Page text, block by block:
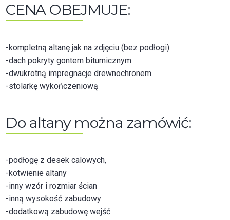
CENA OBEJMUJE:
-kompletną altanę jak na zdjęciu (bez podłogi)
-dach pokryty gontem bitumicznym
-dwukrotną impregnacje drewnochronem
-stolarkę wykończeniową
Do altany można zamówić:
-podłogę z desek calowych,
-kotwienie altany
-inny wzór i rozmiar ścian
-inną wysokość zabudowy
-dodatkową zabudowę wejść